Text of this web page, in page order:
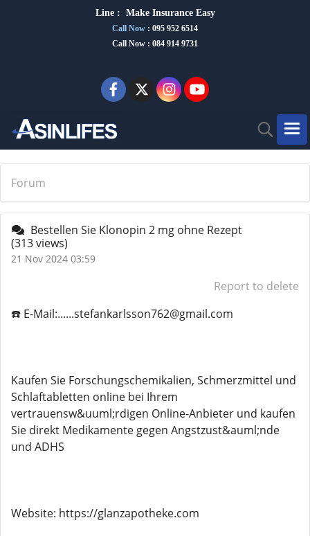
Line : Make Insurance Easy
Call Now : 095 952 6514
Call Now : 084 914 9731
Forum
Bestellen Sie Klonopin 2 mg ohne Rezept
(313 views)
21 Nov 2024 03:59
Report to delete
☎️ E-Mail:......stefankarlsson762@gmail.com
Kaufen Sie Forschungschemikalien, Schmerzmittel und
Schlaftabletten online bei Ihrem
vertrauensw&uuml;rdigen Online-Anbieter und kaufen
Sie direkt Medikamente gegen Angstzust&auml;nde
und ADHS
Website: https://glanzapotheke.com